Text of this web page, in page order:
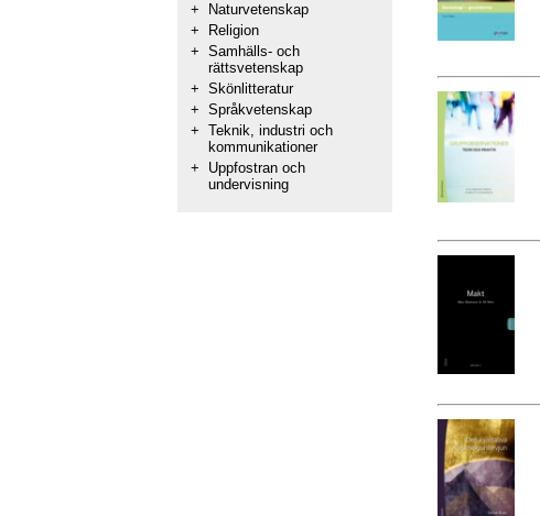
+
Naturvetenskap
+
Religion
+ Samhälls- och
rättsvetenskap
+ Skönlitteratur
+ Språkvetenskap
+ Teknik, industri och
kommunikationer
+
Uppfostran och
undervisning